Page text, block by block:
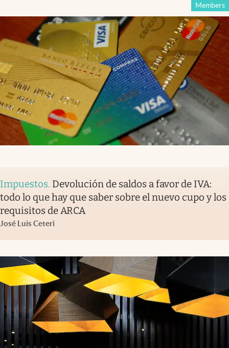
Members
Impuestos. Devolución de saldos a favor de IVA:
todo lo que hay que saber sobre el nuevo cupo y los
requisitos de ARCA
José Luis Ceteri